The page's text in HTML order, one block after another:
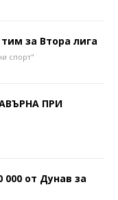
за Втора лига
спорт"
ПРИ
000 от Дунав за